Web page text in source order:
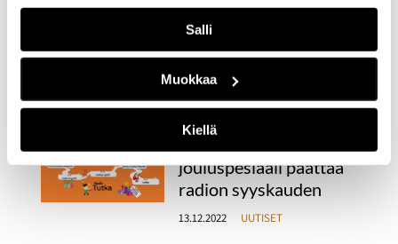
Salli
Muokkaa
Kiellä
näkyy ja kuuluu ystäväpäivä
sekä Suomen yksi suurin
opiskelijatapahtuma
Radio Tutkan
jouluspesiaali päättää
radion syyskauden
13.12.2022 UUTISET